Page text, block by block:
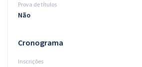
Prova de títulos
Não
Cronograma
Inscrições